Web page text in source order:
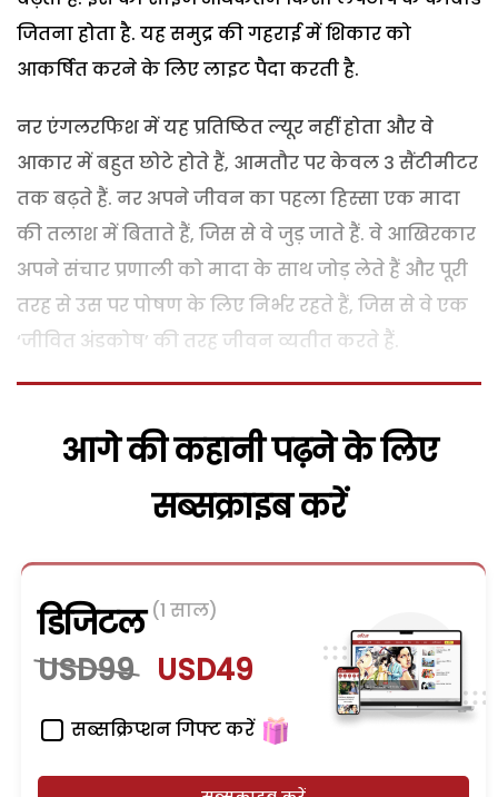
जितना होता है. यह समुद्र की गहराई में शिकार को
आकर्षित करने के लिए लाइट पैदा करती है.
नर एंगलरफिश में यह प्रतिष्ठित ल्यूर नहीं होता और वे
आकार में बहुत छोटे होते हैं, आमतौर पर केवल 3 सैंटीमीटर
तक बढ़ते हैं. नर अपने जीवन का पहला हिस्सा एक मादा
की तलाश में बिताते हैं, जिस से वे जुड़ जाते हैं. वे आखिरकार
अपने संचार प्रणाली को मादा के साथ जोड़ लेते हैं और पूरी
तरह से उस पर पोषण के लिए निर्भर रहते हैं, जिस से वे एक
‘जीवित अंडकोष’ की तरह जीवन व्यतीत करते हैं.
आगे की कहानी पढ़ने के लिए
सब्सक्राइब करें
डिजिटल (1 साल)
USD99 USD49
सब्सक्रिप्शन गिफ्ट करें